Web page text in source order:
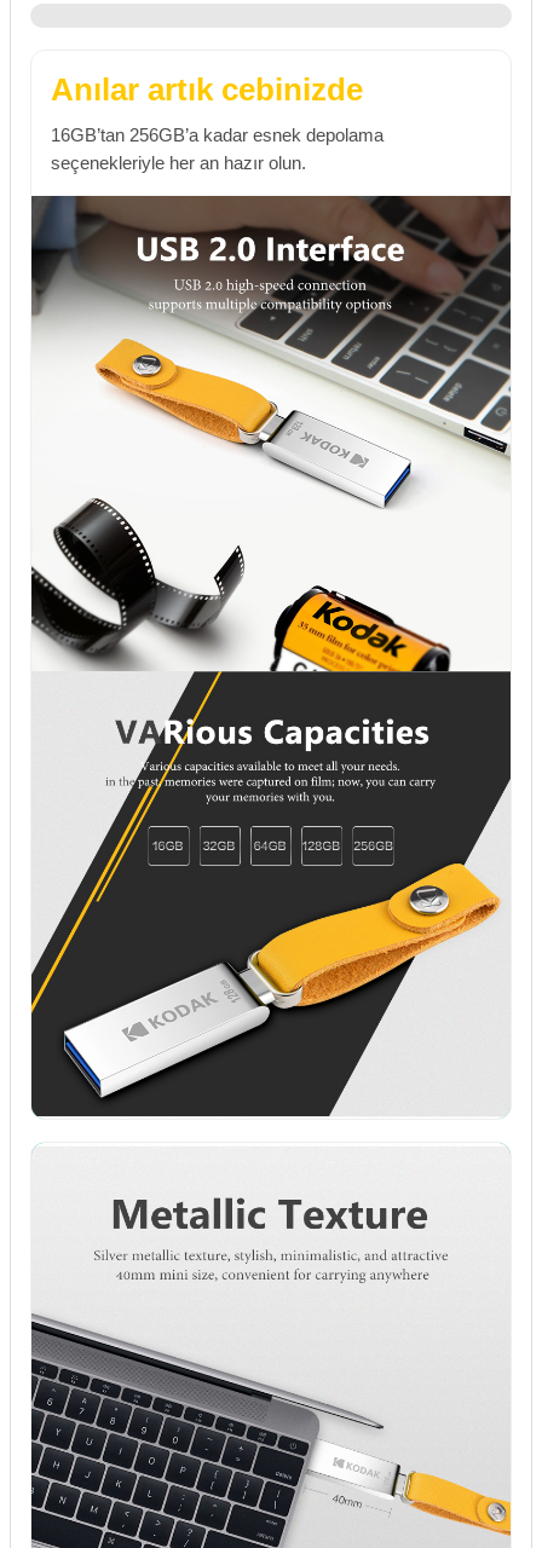
Anılar artık cebinizde
16GB’tan 256GB’a kadar esnek depolama
seçenekleriyle her an hazır olun.